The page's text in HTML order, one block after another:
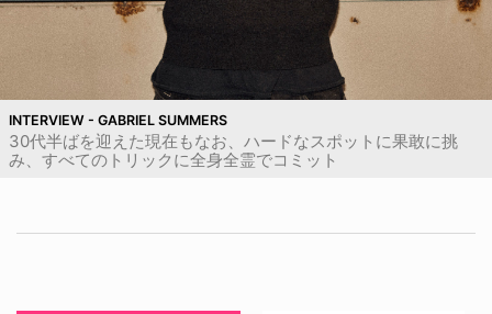
INTERVIEW - GABRIEL SUMMERS
30代半ばを迎えた現在もなお、ハードなスポットに果敢に挑
み、すべてのトリックに全身全霊でコミット